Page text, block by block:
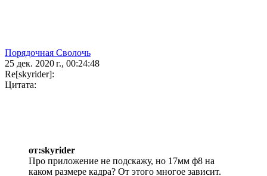
Порядочная Сволочь
25 дек. 2020 г., 00:24:48
Re[skyrider]:
Цитата:
от:skyrider
Про приложение не подскажу, но 17мм ф8 на
каком размере кадра? От этого многое зависит.